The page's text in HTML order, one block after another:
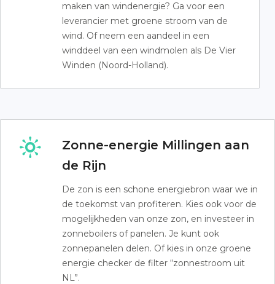
maken van windenergie? Ga voor een
leverancier met groene stroom van de
wind. Of neem een aandeel in een
winddeel van een windmolen als De Vier
Winden (Noord-Holland).
Zonne-energie Millingen aan
de Rijn
De zon is een schone energiebron waar we in
de toekomst van profiteren. Kies ook voor de
mogelijkheden van onze zon, en investeer in
zonneboilers of panelen. Je kunt ook
zonnepanelen delen. Of kies in onze groene
energie checker de filter “zonnestroom uit
NL”.